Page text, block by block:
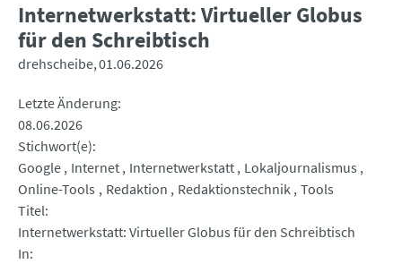
Internetwerkstatt: Virtueller Globus
für den Schreibtisch
drehscheibe 01.06.2026
Letzte Änderung
08.06.2026
Stichwort(e)
Google Internet Internetwerkstatt Lokaljournalismus
Online-Tools
Redaktion Redaktionstechnik Tools
Titel
Internetwerkstatt: Virtueller Globus für den Schreibtisch
In